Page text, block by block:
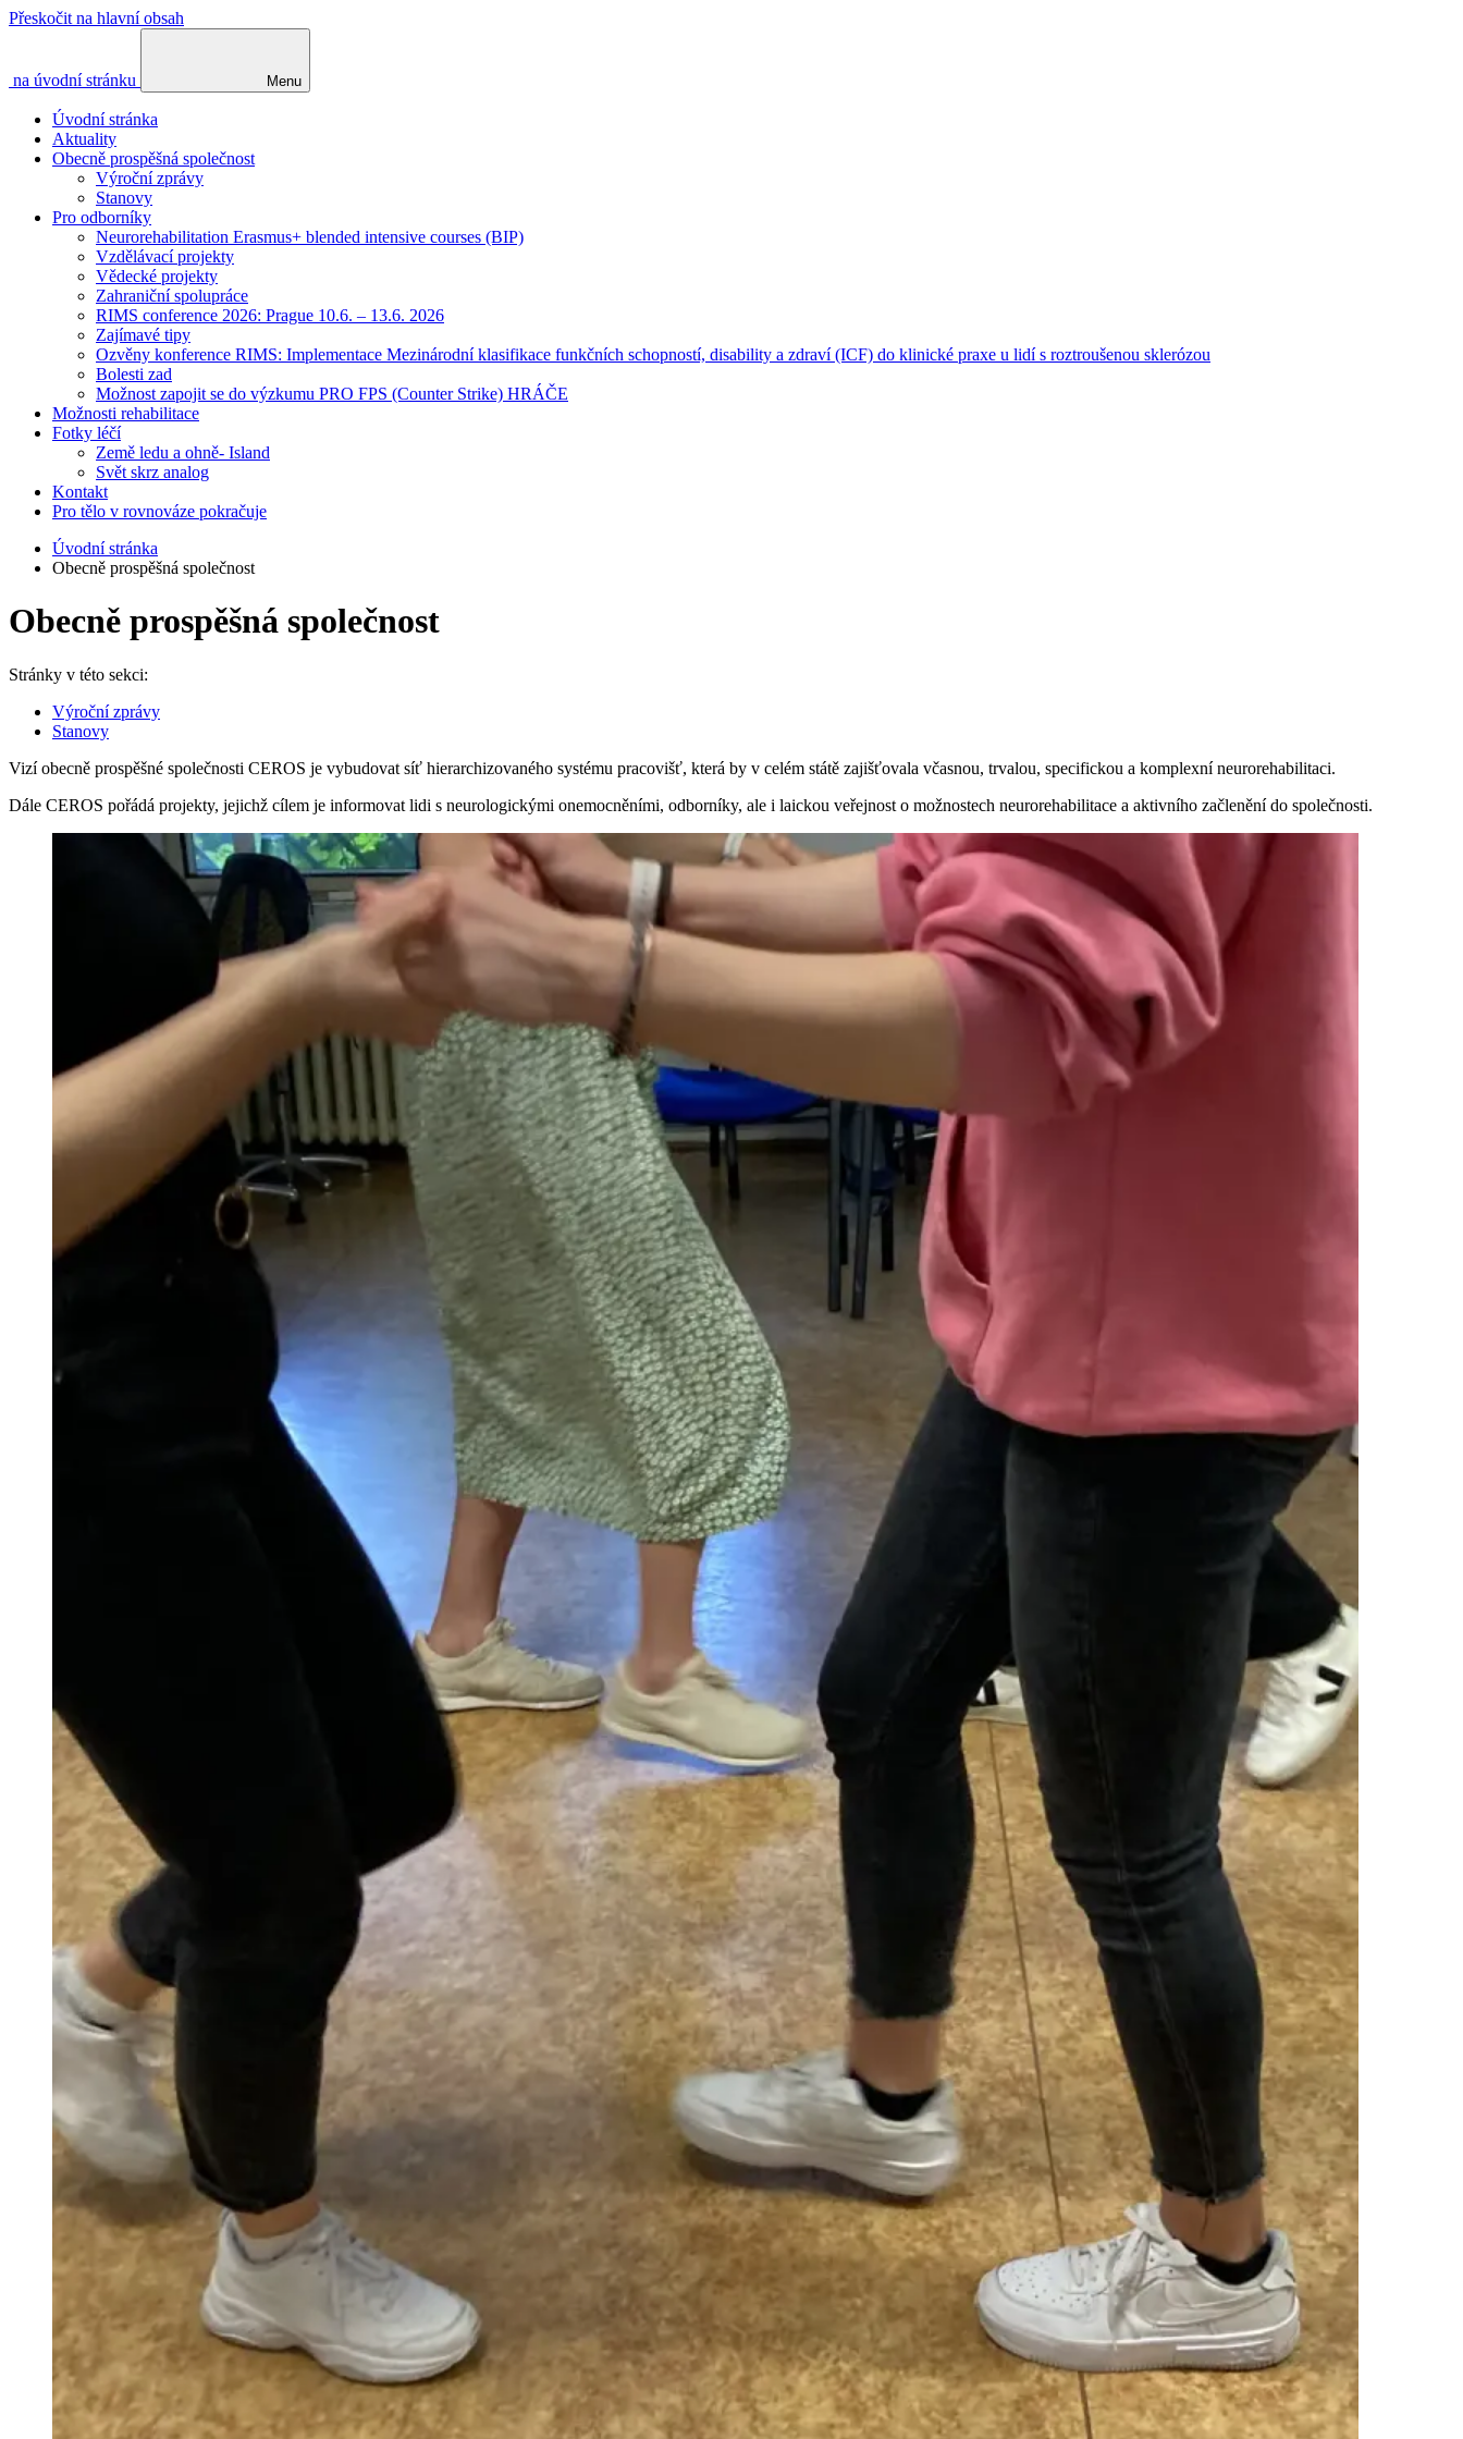
Přeskočit na hlavní obsah
na úvodní stránku Menu
Úvodní stránka
Aktuality
Obecně prospěšná společnost
Výroční zprávy
Stanovy
Pro odborníky
Neurorehabilitation Erasmus+ blended intensive courses (BIP)
Vzdělávací projekty
Vědecké projekty
Zahraniční spolupráce
RIMS conference 2026: Prague 10.6. – 13.6. 2026
Zajímavé tipy
Ozvěny konference RIMS: Implementace Mezinárodní klasifikace funkčních schopností, disability a zdraví (ICF) do klinické praxe u lidí s roztroušenou sklerózou
Bolesti zad
Možnost zapojit se do výzkumu PRO FPS (Counter Strike) HRÁČE
Možnosti rehabilitace
Fotky léčí
Země ledu a ohně- Island
Svět skrz analog
Kontakt
Pro tělo v rovnováze pokračuje
Úvodní stránka
Obecně prospěšná společnost
Obecně prospěšná společnost
Stránky v této sekci:
Výroční zprávy
Stanovy
Vizí obecně prospěšné společnosti CEROS je vybudovat síť hierarchizovaného systému pracovišť, která by v celém státě zajišťovala včasnou, trvalou, specifickou a komplexní neurorehabilitaci.
Dále CEROS pořádá projekty, je­jichž cílem je informovat lidi s neurologickými onemocněními, odborníky, ale i laickou veřejnost o možnostech neurorehabilitace a aktivního začlenění do společnosti.